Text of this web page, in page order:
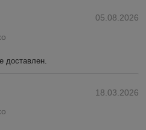
05.08.2026
доставлен.
18.03.2026